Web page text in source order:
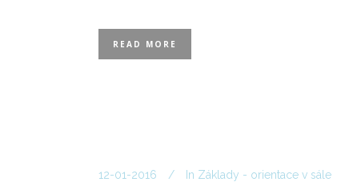
READ MORE
12-01-2016 In Základy - orientace v sále